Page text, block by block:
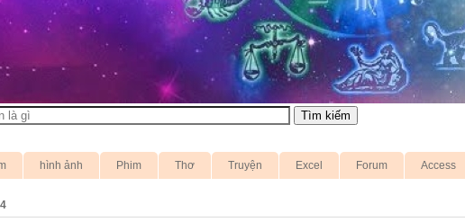
hình ảnh Phim Thơ Truyện Excel Forum Access